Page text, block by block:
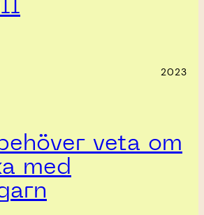
2023
veta om
med